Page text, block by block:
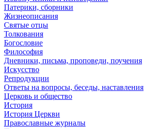
Патерики, сборники
Жизнеописания
Святые отцы
Толкования
Богословие
Философия
Дневники, письма, проповеди, поучения
Искусство
Репродукции
Ответы на вопросы, беседы, наставления
Церковь и общество
История
История Церкви
Православные журналы